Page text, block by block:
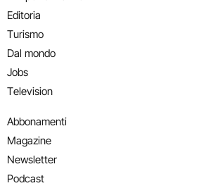
Editoria
Turismo
Dal mondo
Jobs
Television
Abbonamenti
Magazine
Newsletter
Podcast